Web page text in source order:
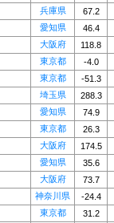
兵庫県
67.2
愛知県
46.4
大阪府
118.8
東京都
-4.0
東京都
-51.3
埼玉県
288.3
愛知県
74.9
東京都
26.3
大阪府
174.5
愛知県
35.6
大阪府
73.7
神奈川県
-24.4
東京都 31.2